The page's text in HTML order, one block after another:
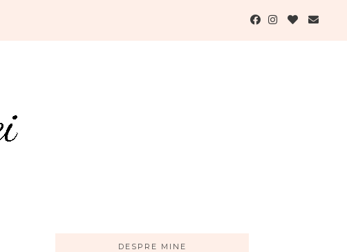
DESPRE MINE